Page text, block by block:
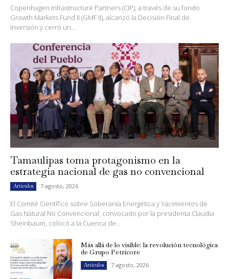
Copenhagen Infrastructure Partners (CIP), a través de su fondo
Growth Markets Fund II (GMF II), alcanzó la Decisión Final de
Inversión y cerró un...
Tamaulipas toma protagonismo en la
estrategia nacional de gas no convencional
Artículos 7 agosto, 2026
El Comité Científico sobre Soberanía Energética y Yacimientos de
Gas Natural No Convencional, convocado por la presidenta Claudia
Sheinbaum, colocó a la Cuenca de...
Más allá de lo visible: la revolución tecnológica
de Grupo Petricore
Artículos 7 agosto, 2026